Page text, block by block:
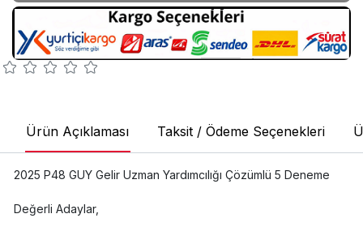
Ürün Açıklaması Taksit / Ödeme Seçenekleri
2025 P48 GUY Gelir Uzman Yardımcılığı Çözümlü 5 Deneme
Değerli Adaylar,